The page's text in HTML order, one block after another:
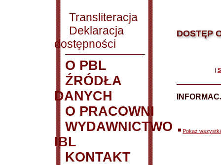
Transliteracja
Deklaracja
dostępności
O PBL
ŹRÓDŁA
DANYCH
O PRACOWNI
WYDAWNICTWO
IBL
KONTAKT
DOSTĘP
|
Pokaż